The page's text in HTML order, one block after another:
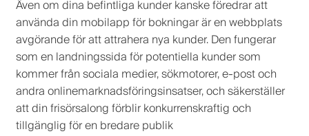
Även om dina befintliga kunder kanske föredrar att
använda din mobilapp för bokningar är en webbplats
avgörande för att attrahera nya kunder. Den fungerar
som en landningssida för potentiella kunder som
kommer från sociala medier, sökmotorer, e-post och
andra onlinemarknadsföringsinsatser, och säkerställer
att din frisörsalong förblir konkurrenskraftig och
tillgänglig för en bredare publik